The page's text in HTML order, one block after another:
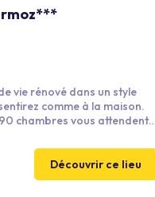
vie rénové dans un style
comme à la maison.
chambres vous attendent
: un bar aux saveurs locales,
déguster en chambre 24 h.
Découvrir ce lieu